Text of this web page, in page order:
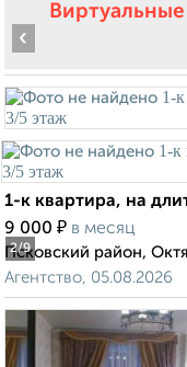
2/9
‹
1-к квартира, на
9 000 ₽ в месяц
Псковский район,
Агентство, 05.08.2026